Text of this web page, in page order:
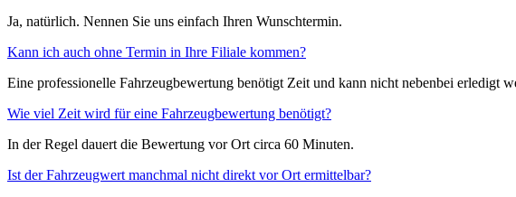
Ja, natürlich. Nennen Sie uns einfach Ihren Wunschtermin.
Kann ich auch ohne Termin in Ihre Filiale kommen?
Eine professionelle Fahrzeugbewertung benötigt Zeit und kann nicht nebenbei erledigt
Wie viel Zeit wird für eine Fahrzeugbewertung benötigt?
In der Regel dauert die Bewertung vor Ort circa 60 Minuten.
Ist der Fahrzeugwert manchmal nicht direkt vor Ort ermittelbar?